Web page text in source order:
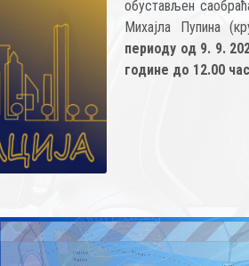
обустављен
Михајла Пупина
периоду од 9. 9.
године до 12.00